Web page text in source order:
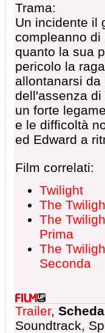
Trama:
Un incidente il
compleanno di
quanto la sua
pericolo la
allontanarsi
dell'assenza
un forte
e le difficoltà
ed Edward a
Film correlati:
Twilight
The
The
Prima
The
Seconda
Trailer, Scheda
Soundtrack,